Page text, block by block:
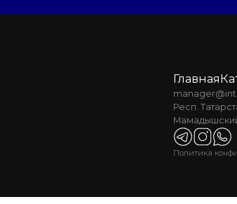
Главная
Респ.
Политика